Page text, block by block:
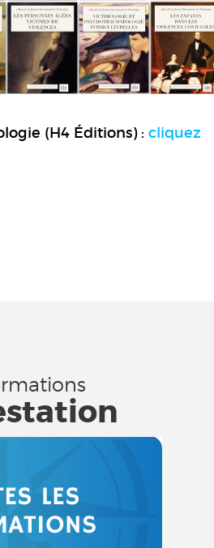
(H4 Éditions) : cliquez